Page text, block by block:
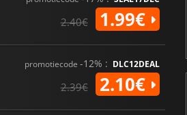
2.40€ 1.99€
promotiecode -12% : DLC12DEAL
2.39€ 2.10€